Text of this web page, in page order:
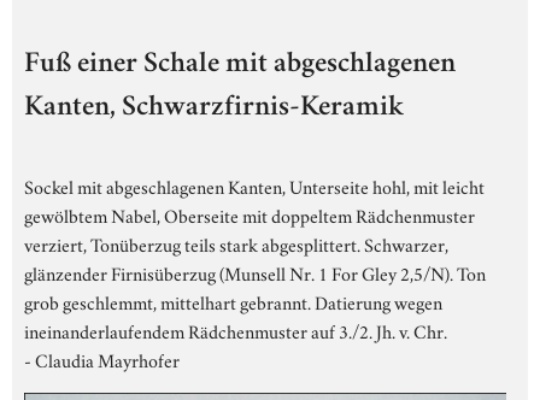
Fuß einer Schale mit abgeschlagenen
Kanten, Schwarzfirnis-Keramik
Sockel mit abgeschlagenen Kanten, Unterseite hohl, mit leicht
gewölbtem Nabel, Oberseite mit doppeltem Rädchenmuster
verziert, Tonüberzug teils stark abgesplittert. Schwarzer,
glänzender Firnisüberzug (Munsell Nr. 1 For Gley 2,5/N). Ton
grob geschlemmt, mittelhart gebrannt. Datierung wegen
ineinanderlaufendem Rädchenmuster auf 3./2. Jh. v. Chr.
- Claudia Mayrhofer